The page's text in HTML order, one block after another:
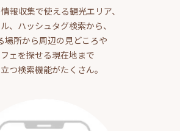
報収集で使える観光エリア、
、ハッシュタグ検索から、
場所から周辺の見どころや
ェを探せる現在地まで
つ検索機能がたくさん。